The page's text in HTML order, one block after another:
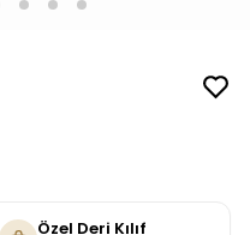
Özel Deri Kılıf